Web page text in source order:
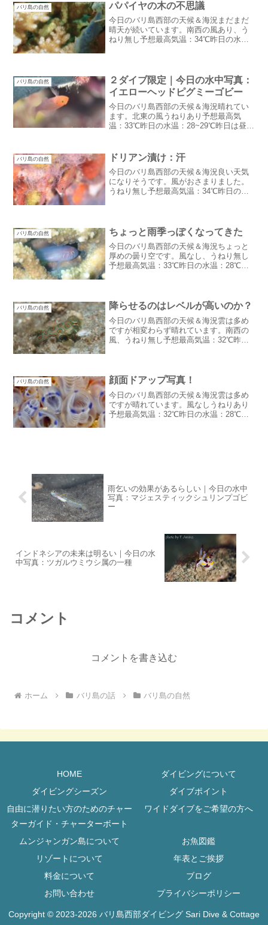
バリ島の自然 パパイヤの木の不思議
今日のバリ島西部の天候＆海況まだまだ
晴天が続いています。南西の風あり、う
ねり無し予想最高気温：34℃昨日の水
ヤの木の不思議数日...
バリ島の自然
２ダイブ限定｜今日の水中写真：
イエローヘッドピグミーゴビー
今日のバリ島西部の天候＆海況晴れてい
ます。北東の風うねりあり予想最高気
温：33℃昨日の水温：28~29℃昨日は昼く
引き返すくらいの悪状況に：汗２ダイブ
限定ほんと天候がお...
バリ島の自然 ドリアン漬け：汗
今日のバリ島西部の天候＆海況良い天気
になりそうです。風がおさまりました。
うねり無し予想最高気温：34℃昨日の水
漬け：汗ヘリが役所...
バリ島の自然 ちょっと雨季っぽくなってきた
今日のバリ島西部の天候＆海況ちょっと
厚めの曇り空です。風なし、うねり無し
予想最高気温：33℃昨日の水温：28℃昨
上がってくる出航時に...
バリ島の自然 降らせるのはレベルが高いのか？
今日のバリ島西部の天候＆海況雲は多め
ですが相変わらず晴れています。南西の
風、うねり無し予想最高気温：32℃昨日
な・・・降らないかな...
バリ島の自然 顔面ドアップ写真！
今日のバリ島西部の天候＆海況雲は多め
ですが晴れています。風なしうねりあり
予想最高気温：32℃昨日の水温：28℃昨
雨乞いの効果があるらしい｜今日の水中
写真：マジェスティックシュリンプゴビ
ー
インドネシアの未来は明るい｜今日の水
中写真：ツガルウミウシ属の一種
コメント
コメントを書き込む
ホーム バリ島の話 バリ島の自然
HOME
ダイビングについて
ダイビングシーズン
ダイブポイント
自由に潜りたい方のためのチャー
ターガイド・チャーターボート
ワイドダイブをご希望の方へ
ムンジャンガン島について
お魚図鑑
リゾートについて
年表とご挨拶
料金について
ブログ
お問い合わせ
プライバシーポリシー
Copyright © 2023-2026 バリ島西部ダイビング Sari Dive & Cottage